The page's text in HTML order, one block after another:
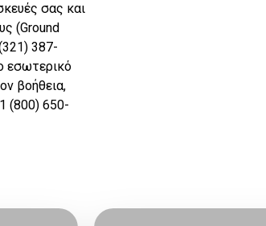
σας και
(Ground
387-
εσωτερικό
βοήθεια,
(800) 650-